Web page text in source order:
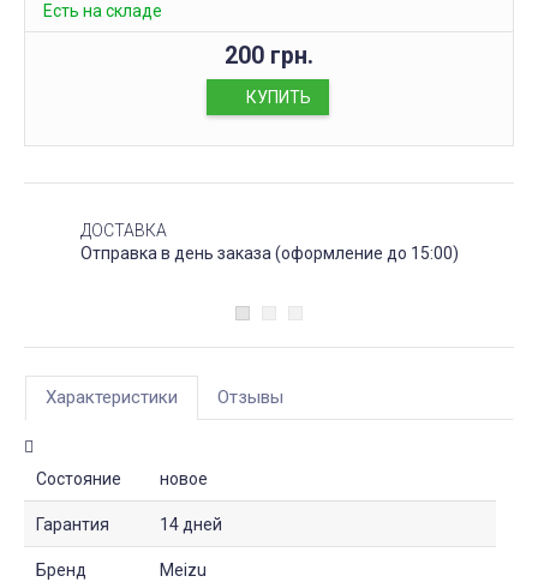
Есть на складе
200 грн.
КУПИТЬ
ДОСТАВКА
Отправка в день заказа (оформление до 15:00)
Характеристики Отзывы
Состояние новое
Гарантия 14 дней
Бренд Meizu